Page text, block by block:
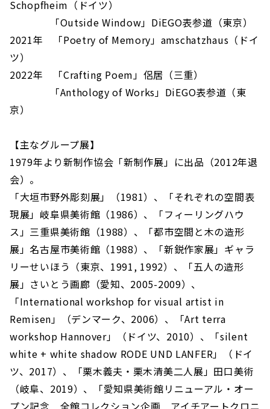
Schopfheim（ドイツ）
「Outside Window」DiEGO表参道（東京）
2021年 「Poetry of Memory」amschatzhaus（ドイ
ツ）
2022年 「Crafting Poem」侶居（三重）
「Anthology of Works」DiEGO表参道（東
京）
【主なグループ展】
1979年より新制作協会「新制作展」に出品（2012年退
会）。
「大垣市野外彫刻展」（1981）、「それぞれの空間表
現展」岐阜県美術館（1986）、「フィーリングハウ
ス」三重県美術館（1988）、「都市空間と木の造形
展」名古屋市美術館（1988）、「新鋭作家展」ギャラ
リーせいほう（東京、1991, 1992）、「五人の造形
展」さいとう画廊（愛知、2005-2009）、
「International workshop for visual artist in
Remisen」（デンマーク、2006）、「Art terra
workshop Hannover」（ドイツ、2010）、「silent
white + white shadow RODE UND LANFER」（ドイ
ツ、2017）、「栗木義夫・栗木清美二人展」田口美術
（岐阜、2019）、「愛知県美術館リニューアル・オー
プン記念 全館コレクション企画 アイチアートクロニ